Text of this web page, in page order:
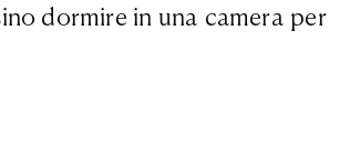
dormire in una camera per